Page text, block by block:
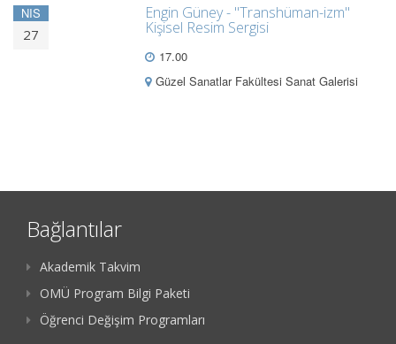
NIS
27
Engin Güney - "Transhüman-izm"
Kişisel Resim Sergisi
17.00
Güzel Sanatlar Fakültesi Sanat Galerisi
Bağlantılar
Akademik Takvim
OMÜ Program Bilgi Paketi
Öğrenci Değişim Programları